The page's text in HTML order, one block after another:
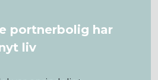
portnerbolig har
liv